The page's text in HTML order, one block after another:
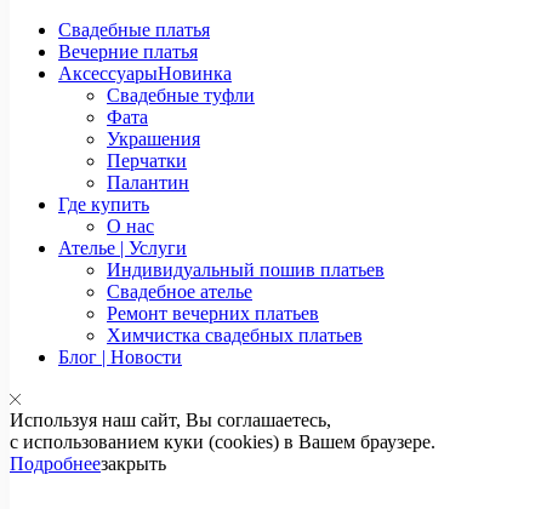
Свадебные платья
Вечерние платья
АксессуарыНовинка
Свадебные туфли
Фата
Украшения
Перчатки
Палантин
Где купить
О нас
Ателье | Услуги
Индивидуальный пошив платьев
Свадебное ателье
Ремонт вечерних платьев
Химчистка свадебных платьев
Блог | Новости
Используя наш сайт, Вы соглашаетесь,
с использованием куки (cookies) в Вашем браузере.
Подробнеезакрыть